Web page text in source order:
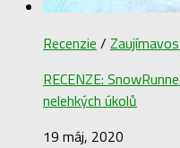
Recenzie /
RECENZE:
nelehkých úkolů
19 máj, 2020